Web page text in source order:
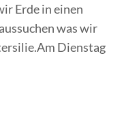
Erde in einen
was wir
Dienstag